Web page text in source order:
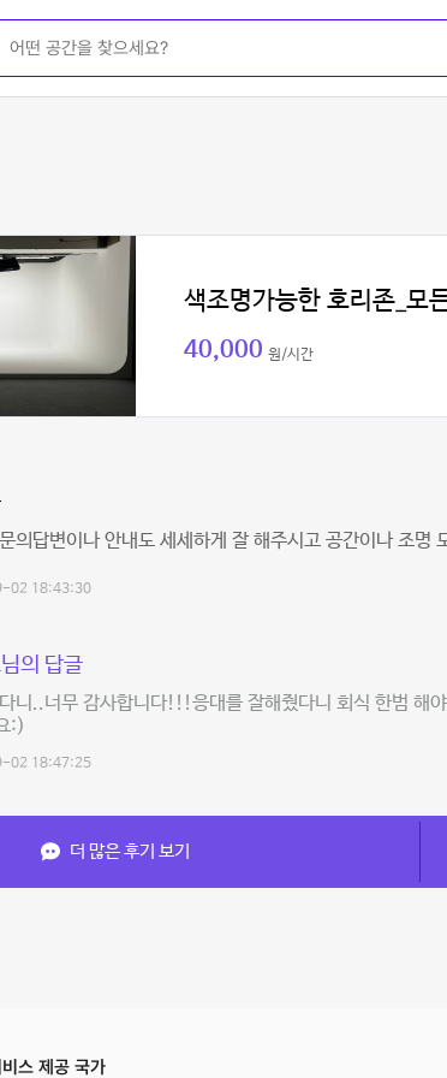
색조명가능한 호리존_모
40,000 원/시간
의답변이나 안내도 세세하게 잘 해주시고 공간이나 조명
02 18:43:30
의 답글
니..너무 감사합니다!!!응대를 잘해줬다니 회식 한범 해
:)
02 18:47:25
더 많은 후기 보기
스 제공 국가